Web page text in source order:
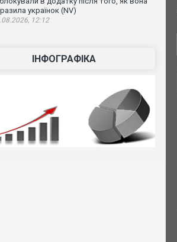
українок (NV)
12:12
ІНФОГРАФІКА